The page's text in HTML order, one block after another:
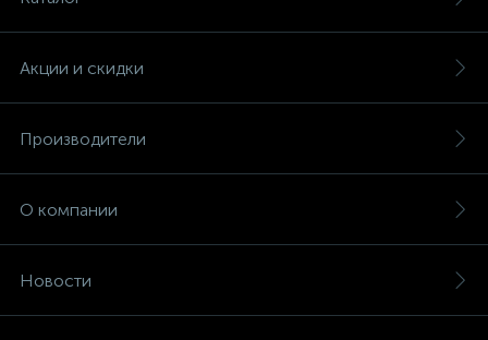
Акции и скидки
Производители
О компании
Новости